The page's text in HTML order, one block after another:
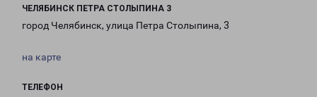
ЧЕЛЯБИНСК ПЕТРА СТОЛЫПИНА 3
город Челябинск, улица Петра Столыпина, 3
на карте
ТЕЛЕФОН